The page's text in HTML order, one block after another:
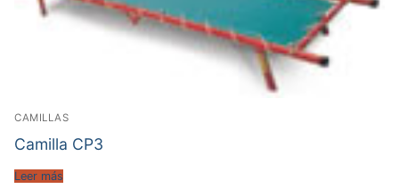
CAMILLAS
Camilla CP3
Leer más